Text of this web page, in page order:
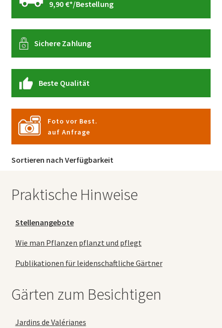
9,90 €*/Bestellung
Sichere Zahlung
Beste Qualität
Foto vor Best.
auf Anfrage
Sortieren nach Verfügbarkeit
Praktische Hinweise
Stellenangebote
Wie man Pflanzen pflanzt und pflegt
Publikationen für leidenschaftliche Gärtner
Gärten zum Besichtigen
Jardins de Valérianes